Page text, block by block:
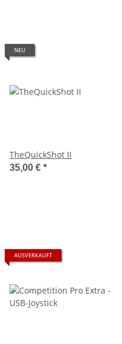
NEU
TheQuickShot II
35,00 € *
AUSVERKAUFT